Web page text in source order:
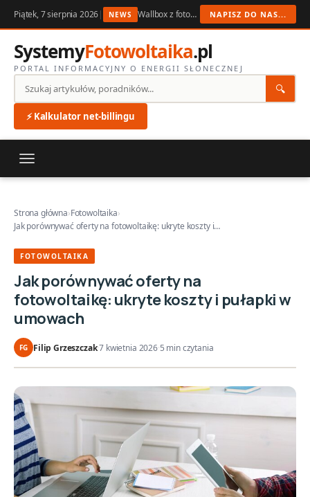
Piątek, 7 sierpnia 2026| NEWS Wallbox z fotowoltaiką 2026: ładowanie auta z nadwyżek PV NAPISZ DO NAS...
SystemyFotowoltaika.pl
PORTAL INFORMACYJNY O ENERGII SŁONECZNEJ
🔍
⚡ Kalkulator net-billingu
Strona główna›Fotowoltaika›
Jak porównywać oferty na fotowoltaikę: ukryte koszty i…
FOTOWOLTAIKA
Jak porównywać oferty na
fotowoltaikę: ukryte koszty i pułapki w
umowach
FG Filip Grzeszczak·7 kwietnia 2026·5 min czytania